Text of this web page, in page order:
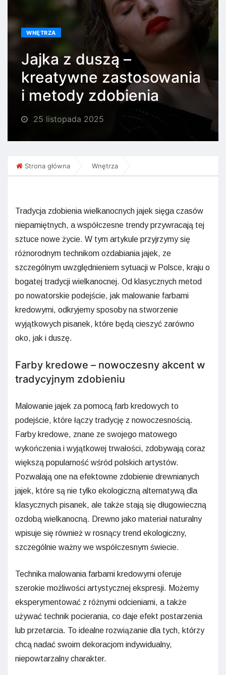
WNĘTRZA
Jajka z duszą –
kreatywne zastosowania
i metody zdobienia
25 listopada 2025
Strona główna Wnętrza
Tradycja zdobienia wielkanocnych jajek sięga czasów
niepamiętnych, a współczesne trendy przywracają tej
sztuce nowe życie. W tym artykule przyjrzymy się
różnorodnym technikom ozdabiania jajek, ze
szczególnym uwzględnieniem sytuacji w Polsce, kraju o
bogatej tradycji wielkanocnej. Od klasycznych metod
po nowatorskie podejście, jak malowanie farbami
kredowymi, odkryjemy sposoby na stworzenie
wyjątkowych pisanek, które będą cieszyć zarówno
oko, jak i duszę.
Farby kredowe – nowoczesny akcent w
tradycyjnym zdobieniu
Malowanie jajek za pomocą farb kredowych to
podejście, które łączy tradycję z nowoczesnością.
Farby kredowe, znane ze swojego matowego
wykończenia i wyjątkowej trwałości, zdobywają coraz
większą popularność wśród polskich artystów.
Pozwalają one na efektowne zdobienie drewnianych
jajek, które są nie tylko ekologiczną alternatywą dla
klasycznych pisanek, ale także stają się długowieczną
ozdobą wielkanocną. Drewno jako materiał naturalny
wpisuje się również w rosnący trend ekologiczny,
szczególnie ważny we współczesnym świecie.
Technika malowania farbami kredowymi oferuje
szerokie możliwości artystycznej ekspresji. Możemy
eksperymentować z różnymi odcieniami, a także
używać technik pocierania, co daje efekt postarzenia
lub przetarcia. To idealne rozwiązanie dla tych, którzy
chcą nadać swoim dekoracjom indywidualny,
niepowtarzalny charakter.